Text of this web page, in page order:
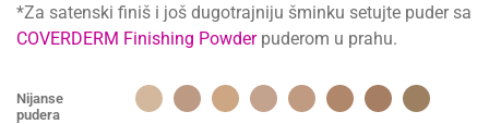
*Za satenski finiš i još dugotrajniju šminku setujte puder sa
COVERDERM Finishing Powderpuderom u prahu.
Nijanse
pudera